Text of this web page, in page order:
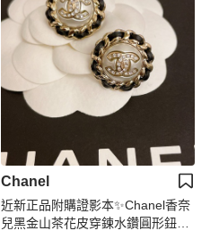
Chanel
近新正品附購證影本✨Chanel香奈
兒黑金山茶花皮穿鍊水鑽圓形鈕扣